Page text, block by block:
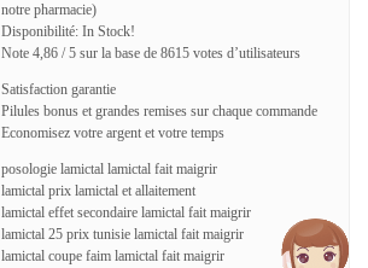
notre pharmacie)
Disponibilité: In Stock!
Note 4,86 / 5 sur la base de 8615 votes d’utilisateurs
Satisfaction garantie
Pilules bonus et grandes remises sur chaque commande
Economisez votre argent et votre temps
posologie lamictal lamictal fait maigrir
lamictal prix lamictal et allaitement
lamictal effet secondaire lamictal fait maigrir
lamictal 25 prix tunisie lamictal fait maigrir
lamictal coupe faim lamictal fait maigrir